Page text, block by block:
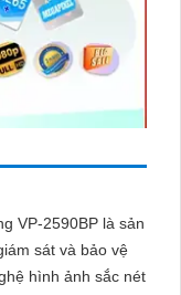
VP-2590BP là sản
sát và bảo vệ